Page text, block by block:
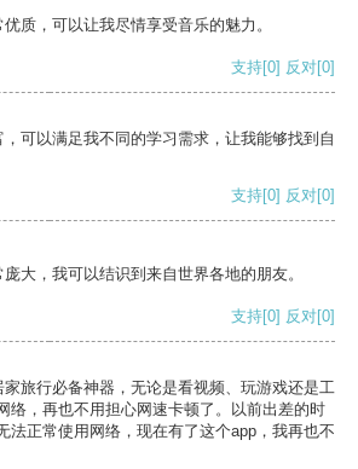
质，可以让我尽情享受音乐的魅力。
支持[0] 反对[0]
可以满足我不同的学习需求，让我能够找到自
支持[0] 反对[0]
大，我可以结识到来自世界各地的朋友。
支持[0] 反对[0]
旅行必备神器，无论是看视频、玩游戏还是工
络，再也不用担心网速卡顿了。以前出差的时
法正常使用网络，现在有了这个app，我再也不